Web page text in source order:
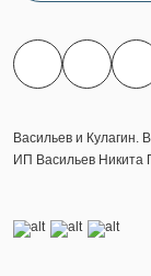
Васильев и
ИП Васильев